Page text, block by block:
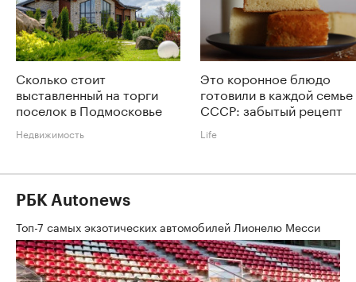
Сколько стоит
выставленный на торги
поселок в Подмосковье
Недвижимость
Это коронное блюдо
готовили в каждой семье
СССР: забытый рецепт
Life
РБК Autonews
Топ-7 самых экзотических автомобилей Лионелю Месси